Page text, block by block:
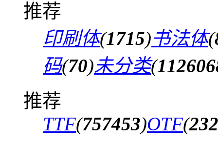
推荐
印刷体(1715)书法体(
码(70)未分类(
推荐
TTF(757453)OTF(